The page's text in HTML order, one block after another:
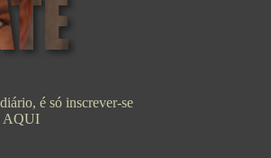
é só inscrever-se
AQUI